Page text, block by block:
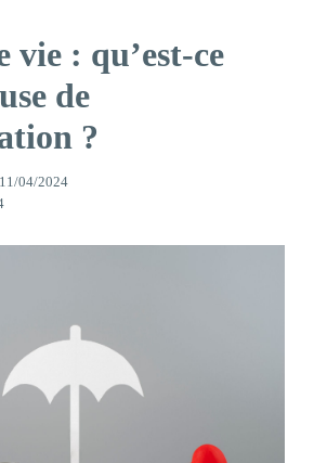
vie : qu’est-ce
de
?
11/04/2024